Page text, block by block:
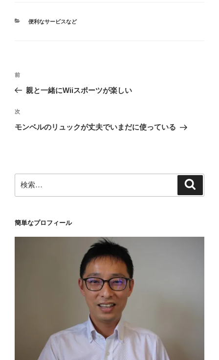
カ
便利なサービスなど
投
ナ
ビ
ゲ
ン
前
の
稿
前
親と一緒にWiiスポーツが楽しい
次
の
次
モンベルのリュックが丈夫でいまだに使っている
索:
簡単なプロフィール